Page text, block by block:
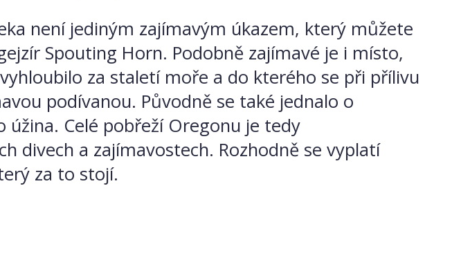
není jediným zajímavým úkazem, který můžete
Spouting Horn. Podobně zajímavé je i místo,
za staletí moře a do kterého se při přílivu
podívanou. Původně se také jednalo o
Celé pobřeží Oregonu je tedy
divech a zajímavostech. Rozhodně se vyplatí
za to stojí.